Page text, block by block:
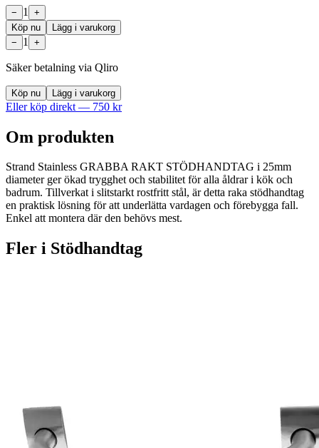
− 1
+
Köp nu
Lägg i varukorg
−
1 +
Säker betalning via Qliro
Köp nu Lägg i varukorg
Eller köp direkt — 750 kr
Om produkten
Strand Stainless GRABBA RAKT STÖDHANDTAG i 25mm
diameter ger ökad trygghet och stabilitet för alla åldrar i kök och
badrum. Tillverkat i slitstarkt rostfritt stål, är detta raka stödhandtag
en praktisk lösning för att underlätta vardagen och förebygga fall.
Enkel att montera där den behövs mest.
Fler i Stödhandtag